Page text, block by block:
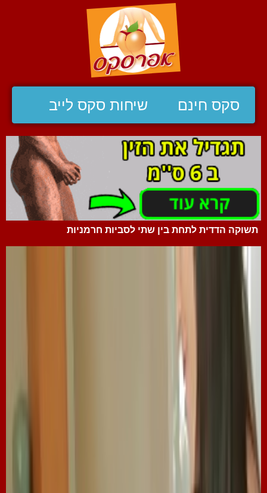
סקס חינם שיחות סקס לייב
תשוקה הדדית לתחת בין שתי לסביות חרמניות